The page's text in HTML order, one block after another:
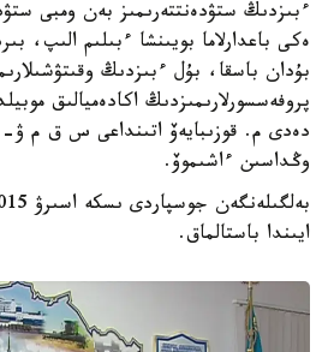
ءبىزدىڭ ستۋدەنتتەرىمىز بەن ومبى
ەكى باعدارلاما بويىنشا ءبىلىم الىپ،
بۇدان باسقا، بۇل ءبىزدىڭ
پروفەسسورلارىمىزدىڭ اكادەميالىق
دەدى م. قوزىبايەۆ اتىنداعى س ق م
وڭداسىن ءاشىموۆ.
ايىندا باستالماق.